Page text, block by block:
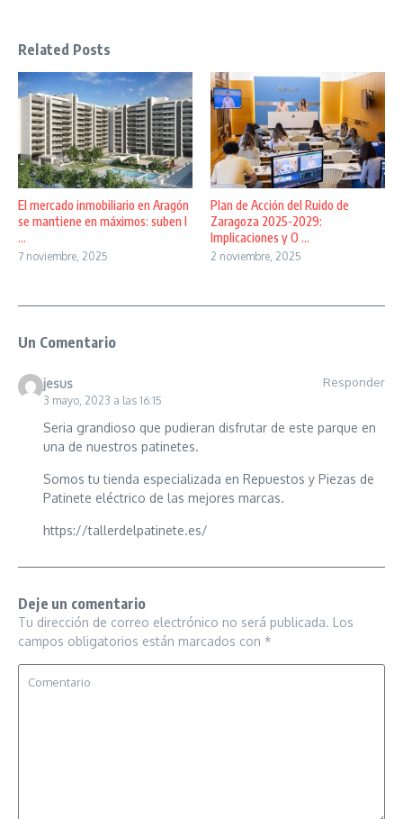
Related Posts
El mercado inmobiliario en Aragón
se mantiene en máximos: suben l
...
7 noviembre, 2025
Plan de Acción del Ruido de
Zaragoza 2025-2029:
Implicaciones y O ...
2 noviembre, 2025
Un Comentario
jesus
3 mayo, 2023 a las 16:15
Responder
Seria grandioso que pudieran disfrutar de este parque en
una de nuestros patinetes.
Somos tu tienda especializada en Repuestos y Piezas de
Patinete eléctrico de las mejores marcas.
https://tallerdelpatinete.es/
Deje un comentario
Tu dirección de correo electrónico no será publicada. Los
campos obligatorios están marcados con *